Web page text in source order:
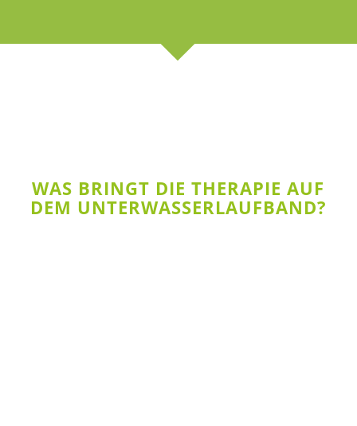
WAS BRINGT DIE THERAPIE AUF
DEM UNTERWASSERLAUFBAND?